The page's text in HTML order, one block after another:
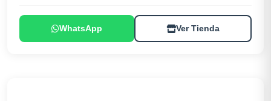
WhatsApp Ver Tienda